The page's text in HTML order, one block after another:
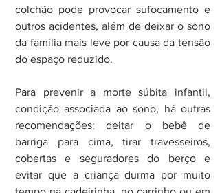
colchão pode provocar sufocamento e
outros acidentes, além de deixar o sono
da família mais leve por causa da tensão
do espaço reduzido.
Para prevenir a morte súbita infantil,
condição associada ao sono, há outras
recomendações: deitar o bebê de
barriga para cima, tirar travesseiros,
cobertas e seguradores do berço e
evitar que a criança durma por muito